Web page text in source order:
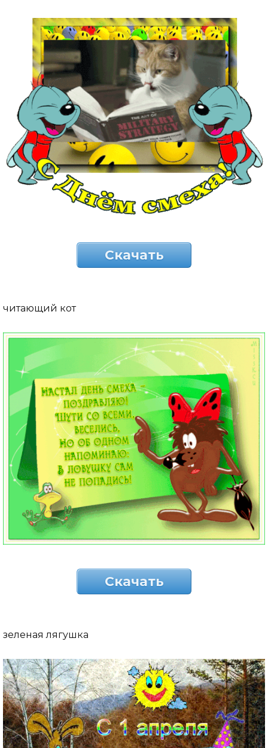
Скачать
читающий кот
Скачать
зеленая лягушка